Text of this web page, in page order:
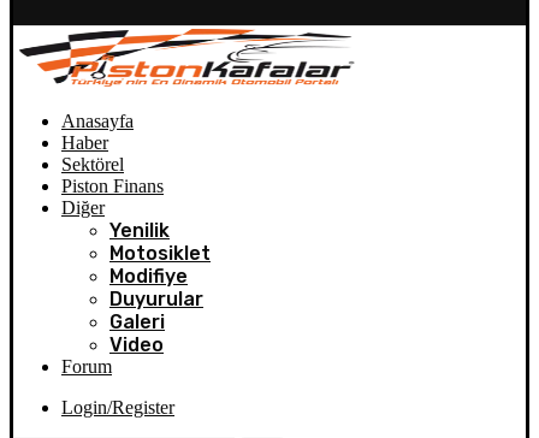
Anasayfa
Haber
Sektörel
Piston Finans
Diğer
Yenilik
Motosiklet
Modifiye
Duyurular
Galeri
Video
Forum
Login/Register